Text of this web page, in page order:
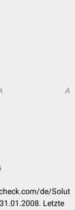
A
de/Solut
Letzte